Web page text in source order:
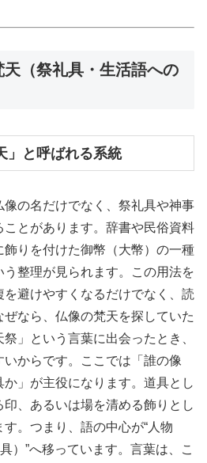
（祭礼具・生活語への
」と呼ばれる系統
像の名だけでなく、祭礼具や神事
とがあります。辞書や民俗資料
りを付けた御幣（大幣）の一種
整理が見られます。この用法を
避けやすくなるだけでなく、読
なら、仏像の梵天を探していた
」という言葉に出会ったとき、
からです。ここでは「誰の像
」が主役になります。道具とし
、あるいは場を清める飾りとし
。つまり、語の中心が“人物
）”へ移っています。言葉は、こ